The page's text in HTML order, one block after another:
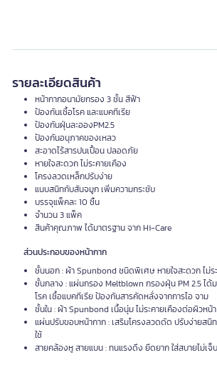
รายละเอียดสินค้า
หน้ากากอนามัยกรอง 3 ชั้น สีฟ้า
ป้องกันเชื้อโรค และแบคทีเรีย
ป้องกันฝุ่นละอองPM2.5
ป้องกันอนุภาคของเหลว
สะอาดไร้สารปนเปื้อน ปลอดภัย
หายใจสะดวก ไม่ระคายเคือง
โครงลวดเหล็กปรับง่าย
แนบสนิทกับสันจมูก เพิ่มความกระชับ
บรรจุแพ็คละ 10 ชิ้น
จำนวน 3 แพ็ค
สินค้าคุณภาพ ได้มาตรฐาน จาก Hi-Care
ส่วนประกอบของหน้ากาก
ชั้นนอก : ผ้า Spunbond ชนิดพิเศษ หายใจสะดวก ไม่ร
ชั้นกลาง : แผ่นกรอง Meltblown กรองฝุ่น PM 2.5 ได้
โรค เชื้อแบคทีเรีย ป้องกันสารคัดหลั่งจากการไอ จาม
ชั้นใน : ผ้า Spunbond เนื้อนุ่ม ไม่ระคายเคืองต่อผิวหน้า
แผ่นปรับขอบหน้ากาก : เสริมโครงลวดดัด ปรับง่ายสนิ
ใช้
สายคล้องหู สายแบน : ทนแรงดึง ยืดยาก ใส่สบายไม่เจ็